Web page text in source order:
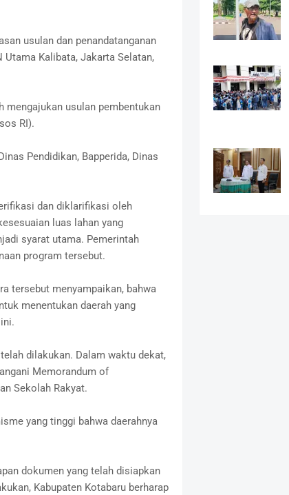
usulan dan penandatanganan
Kalibata, Jakarta Selatan,
mengajukan usulan pembentukan
RI).
Pendidikan, Bapperida, Dinas
dan diklarifikasi oleh
luas lahan yang
syarat utama. Pemerintah
program tersebut.
tersebut menyampaikan, bahwa
menentukan daerah yang
dilakukan. Dalam waktu dekat,
Memorandum of
Sekolah Rakyat.
yang tinggi bahwa daerahnya
dokumen yang telah disiapkan
Kabupaten Kotabaru berharap